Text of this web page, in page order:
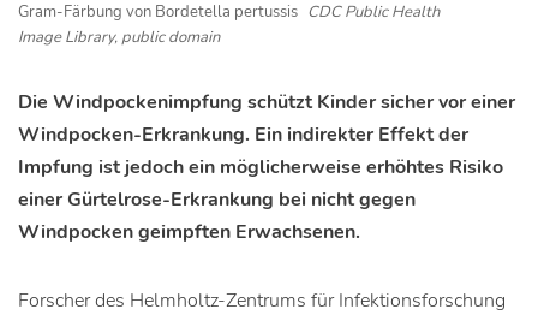
Gram-Färbung von Bordetella pertussis CDC Public Health
Image Library, public domain
Die Windpockenimpfung schützt Kinder sicher vor einer
Windpocken-Erkrankung. Ein indirekter Effekt der
Impfung ist jedoch ein möglicherweise erhöhtes Risiko
einer Gürtelrose-Erkrankung bei nicht gegen
Windpocken geimpften Erwachsenen.
Forscher des Helmholtz-Zentrums für Infektionsforschung